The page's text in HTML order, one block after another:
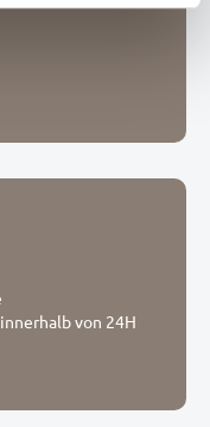
von 24H